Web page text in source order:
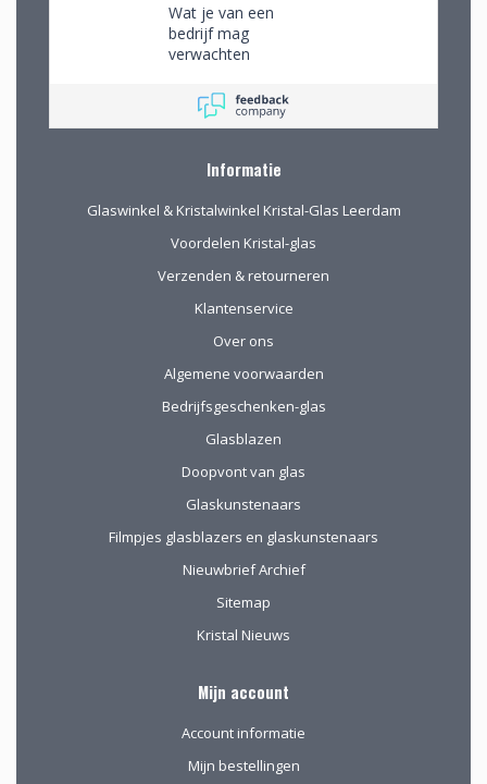
Wat je van een
bedrijf mag
verwachten
Informatie
Glaswinkel & Kristalwinkel Kristal-Glas Leerdam
Voordelen Kristal-glas
Verzenden & retourneren
Klantenservice
Over ons
Algemene voorwaarden
Bedrijfsgeschenken-glas
Glasblazen
Doopvont van glas
Glaskunstenaars
Filmpjes glasblazers en glaskunstenaars
Nieuwbrief Archief
Sitemap
Kristal Nieuws
Mijn account
Account informatie
Mijn bestellingen